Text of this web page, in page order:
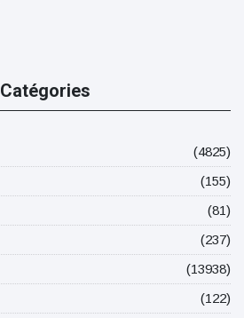
Catégories
(4825)
(155)
(81)
(237)
(13938)
(122)